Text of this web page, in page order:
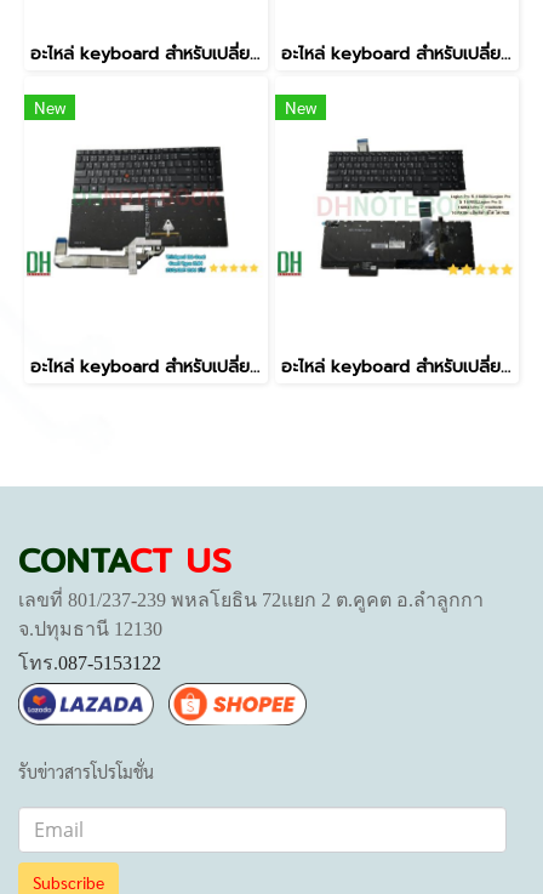
อะไหล่ keyboard สำหรับเปลี่ยน รุ่น FLEX 5G 14Q8CX05,82AK,Yoga 5G-14Q8CX05 81XE มีไฟ อะไหล่ keyboard สำหรับเปลี่ยน รุ่น ThinkPad T15 Gen1 Gen2 P15s Gen1 Gen2 5N20V77963 มีไฟ
New
อะไหล่ keyboard สำหรับเปลี่ยน รุ่น Thinkpad E16 Gen1 Gen2 Type 21JN 21JQ 21JT 21JU มีไฟ
New
อะไหล่ keyboard สำหรับเปลี่ยน รุ่น Legion Pro 5 16ARX8,Legion Pro 5 16IRX8,Legion Pro 5 16IRX8,Pro 7 16ARX8H 16IRX8H แป้นสีดำ มีไฟ ไฟ RGB
CONTACT US
เลขที่ 801/237-239 พหลโยธิน 72แยก 2 ต.คูคต อ.ลำลูกกา
จ.ปทุมธานี 12130
โทร.087-5153122
รับข่าวสารโปรโมชั่น
Subscribe